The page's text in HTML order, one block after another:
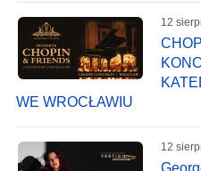
12
WE WROCŁAWIU
12